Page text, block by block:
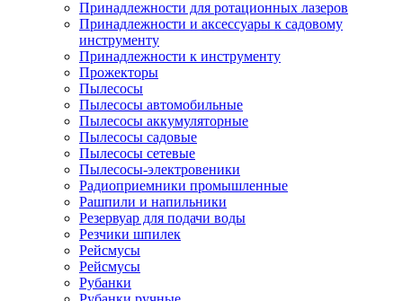
Принадлежности для ротационных лазеров
Принадлежности и аксессуары к садовому
инструменту
Принадлежности к инструменту
Прожекторы
Пылесосы
Пылесосы автомобильные
Пылесосы аккумуляторные
Пылесосы садовые
Пылесосы сетевые
Пылесосы-электровеники
Радиоприемники промышленные
Рашпили и напильники
Резервуар для подачи воды
Резчики шпилек
Рейсмусы
Рейсмусы
Рубанки